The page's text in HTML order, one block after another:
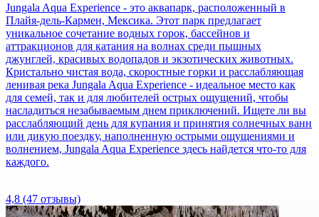
Jungala Aqua Experience - это аквапарк, расположенный в
Плайя-дель-Кармен, Мексика. Этот парк предлагает
уникальное сочетание водных горок, бассейнов и
аттракционов для катания на волнах среди пышных
джунглей, красивых водопадов и экзотических животных.
Кристально чистая вода, скоростные горки и расслабляющая
ленивая река Jungala Aqua Experience - идеальное место как
для семей, так и для любителей острых ощущений, чтобы
насладиться незабываемым днем приключений. Ищете ли вы
расслабляющий день для купания и принятия солнечных ванн
или дикую поездку, наполненную острыми ощущениями и
волнением, Jungala Aqua Experience здесь найдется что-то для
каждого.
4,8 (47 отзывы)